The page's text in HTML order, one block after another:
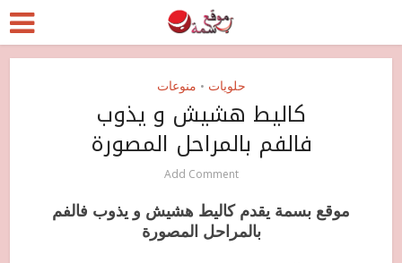
حلويات • منوعات
كاليط هشيش و يذوب
فالفم بالمراحل المصورة
Add Comment
موقع بسمة يقدم كاليط هشيش و يذوب فالفم
بالمراحل المصورة